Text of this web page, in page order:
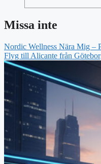
Missa inte
Nordic Wellness Nära Mig –
Flyg till Alicante från